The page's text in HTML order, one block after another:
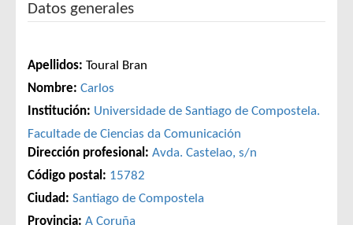
Datos generales
Apellidos: Toural Bran
Nombre: Carlos
Institución: Universidade de Santiago de Compostela.
Facultade de Ciencias da Comunicación
Dirección profesional: Avda. Castelao, s/n
Código postal: 15782
Ciudad: Santiago de Compostela
Provincia: A Coruña